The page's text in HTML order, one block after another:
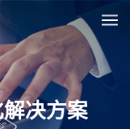
决方案